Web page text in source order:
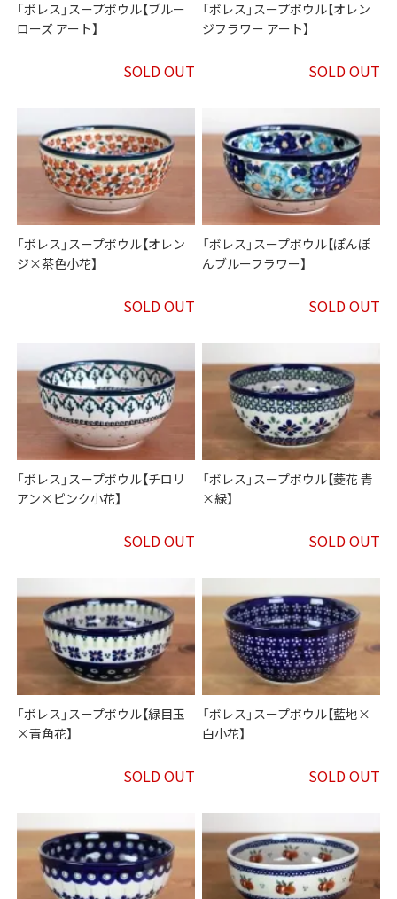
「ボレス」スープボウル【ブルー
ローズ アート】
SOLD OUT
「ボレス」スープボウル【オレン
ジフラワー アート】
SOLD OUT
「ボレス」スープボウル【オレン
ジ×茶色小花】
SOLD OUT
「ボレス」スープボウル【ぽんぽ
んブルーフラワー】
SOLD OUT
「ボレス」スープボウル【チロリ
アン×ピンク小花】
SOLD OUT
「ボレス」スープボウル【菱花 青
×緑】
SOLD OUT
「ボレス」スープボウル【緑目玉
×青角花】
SOLD OUT
「ボレス」スープボウル【藍地×
白小花】
SOLD OUT